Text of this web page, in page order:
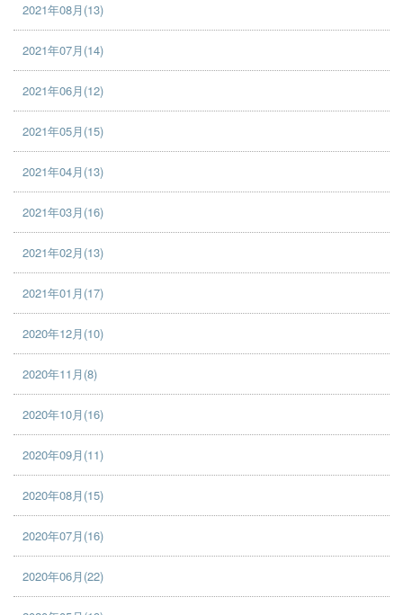
2021年08月(13)
2021年07月(14)
2021年06月(12)
2021年05月(15)
2021年04月(13)
2021年03月(16)
2021年02月(13)
2021年01月(17)
2020年12月(10)
2020年11月(8)
2020年10月(16)
2020年09月(11)
2020年08月(15)
2020年07月(16)
2020年06月(22)